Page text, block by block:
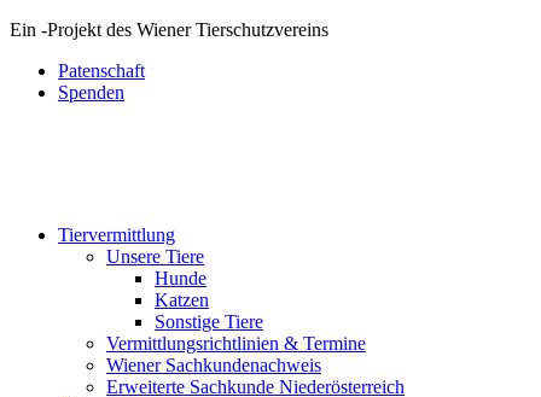
Ein -Projekt des Wiener Tierschutzvereins
Patenschaft
Spenden
Tiervermittlung
Unsere Tiere
Hunde
Katzen
Sonstige Tiere
Vermittlungsrichtlinien & Termine
Wiener Sachkundenachweis
Erweiterte Sachkunde Niederösterreich